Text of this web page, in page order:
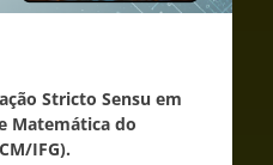
Stricto Sensu em
Matemática do
IFG).